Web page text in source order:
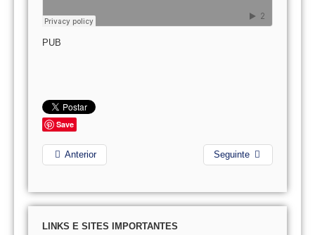
PUB
Save
Anterior Seguinte
LINKS E SITES IMPORTANTES